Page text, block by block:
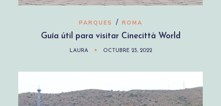
PARQUES / ROMA
Guía útil para visitar Cinecittà World
LAURA OCTUBRE 23, 2022